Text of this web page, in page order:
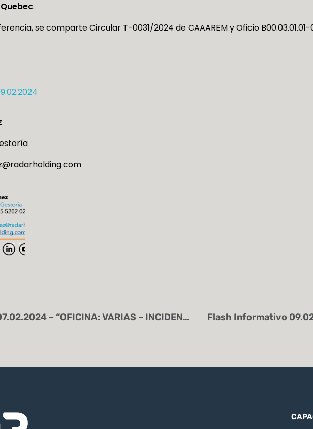
.
se comparte Circular T-0031/2024 de CAAAREM y Oficio B00.03.01.01-
Flash Informativo 07.02.2024 – “OFICINA: VARIAS – INCIDENCIAS SISTEMA SAT”.